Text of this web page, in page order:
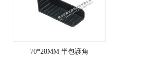
70*28MM 半包護角